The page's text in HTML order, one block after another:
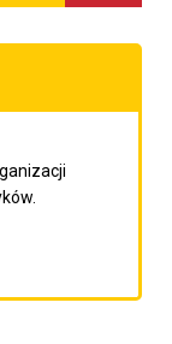
do następnego